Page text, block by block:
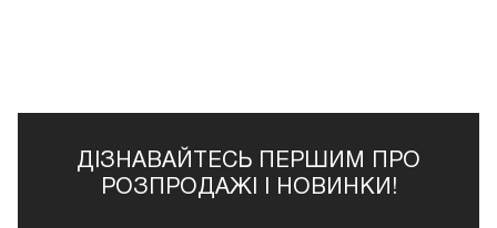
ДІЗНАВАЙТЕСЬ ПЕРШИМ ПРО
РОЗПРОДАЖІ І НОВИНКИ!